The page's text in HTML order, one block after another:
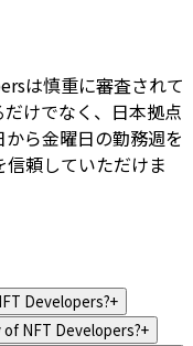
は慎重に審査されて
けでなく、日本拠点
ら金曜日の勤務週を
頼していただけま
Developers?+
NFT Developers?+